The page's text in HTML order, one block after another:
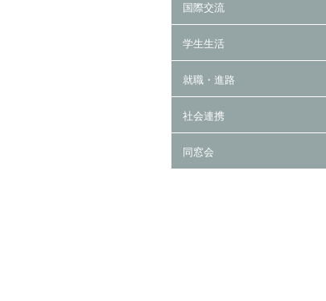
国際交流
学生生活
就職・進路
社会連携
同窓会